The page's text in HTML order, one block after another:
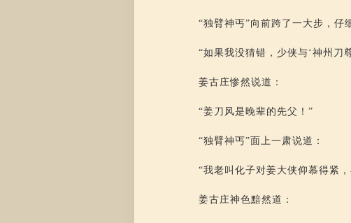
“独臂神丐”向前跨了一大步，仔
“如果我没猜错，少侠与‘神州刀
姜古庄惨然说道：
“姜刀风是晚辈的先父！”
“独臂神丐”面上一肃说道：
“我老叫化子对姜大侠仰慕得紧
姜古庄神色黯然道：